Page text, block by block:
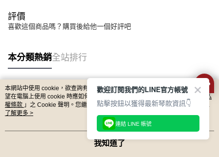
評價
喜歡這個商品嗎？購買後給他一個好評吧
本分類熱銷全站排行
熱門標籤
本網站中使用 cookie，欲查詢有關本網站使用 cookie 方式之詳情，及若您不希
望在電腦上使用 cookie 時應如何變更電腦的 cookie 設定，請參閱本網站「
隱私
權條款 」之 Cookie 聲明。您繼續使用本網站即表示您同意本公司得按本網站使
用條款之 Cookie 聲明使用 cookie。
了解更多 >
我知道了
歡迎訂閱我們的LINE官方帳號
點擊按鈕以獲得最新琴款資訊👇
連結 LINE 帳號